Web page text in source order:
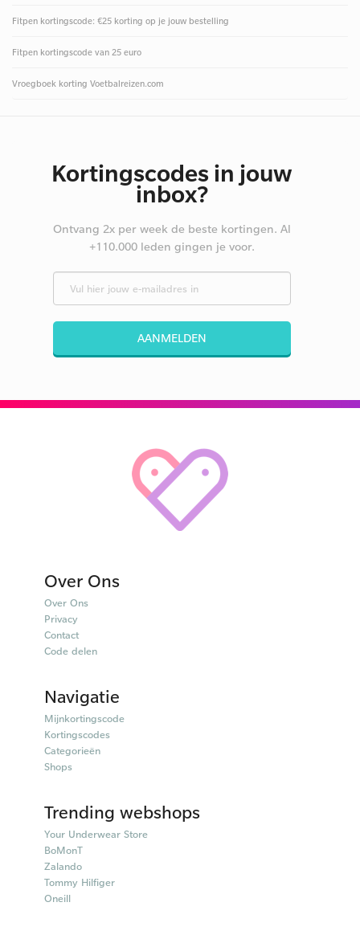
Fitpen kortingscode: €25 korting op je jouw bestelling
Fitpen kortingscode van 25 euro
Vroegboek korting Voetbalreizen.com
Kortingscodes in jouw
inbox?
Ontvang 2x per week de beste kortingen. Al
+110.000 leden gingen je voor.
AANMELDEN
Over Ons
Over Ons
Privacy
Contact
Code delen
Navigatie
Mijnkortingscode
Kortingscodes
Categorieën
Shops
Trending webshops
Your Underwear Store
BoMonT
Zalando
Tommy Hilfiger
Oneill